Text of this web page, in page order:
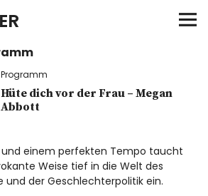
Programm
Hüte dich vor der Frau – Megan
Abbott
und einem perfekten Tempo taucht
Weise tief in die Welt des
und der Geschlechterpolitik ein.